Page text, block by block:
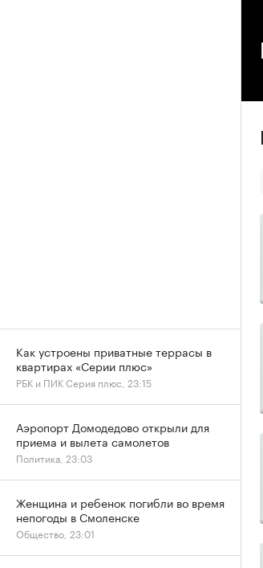
Как устроены приватные террасы в
квартирах «Серии плюс»
РБК и ПИК Серия плюс, 23:15
Аэропорт Домодедово открыли для
приема и вылета самолетов
Политика, 23:03
Женщина и ребенок погибли во время
непогоды в Смоленске
Общество, 23:01